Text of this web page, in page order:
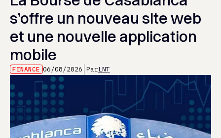
s’offre un nouveau site web
et une nouvelle application
mobile
FINANCE 06/08/2026 ParLNT